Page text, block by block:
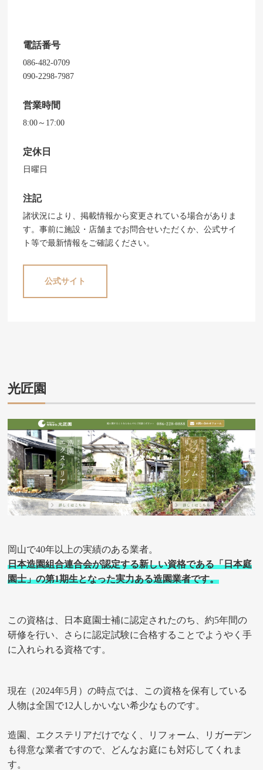
電話番号
086-482-0709
090-2298-7987
営業時間
8:00～17:00
定休日
日曜日
注記
諸状況により、掲載情報から変更されている場合がありま
す。事前に施設・店舗までお問合せいただくか、公式サイ
ト等で最新情報をご確認ください。
公式サイト
光匠園
岡山で40年以上の実績のある業者。
日本造園組合連合会が認定する新しい資格である「日本庭
園士」の第1期生となった実力ある造園業者です。
この資格は、日本庭園士補に認定されたのち、約5年間の
研修を行い、さらに認定試験に合格することでようやく手
に入れられる資格です。
現在（2024年5月）の時点では、この資格を保有している
人物は全国で12人しかいない希少なものです。
造園、エクステリアだけでなく、リフォーム、リガーデン
も得意な業者ですので、どんなお庭にも対応してくれま
す。